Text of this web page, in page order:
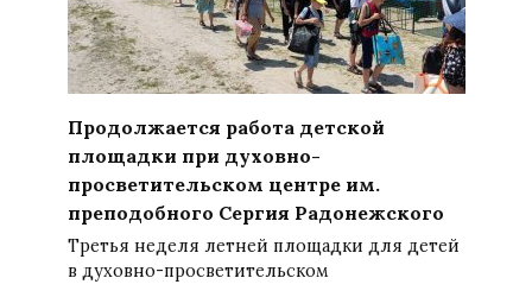
Продолжается работа детской
площадки при духовно-
просветительском центре им.
преподобного Сергия Радонежского
Третья неделя летней площадки для детей
в духовно-просветительском